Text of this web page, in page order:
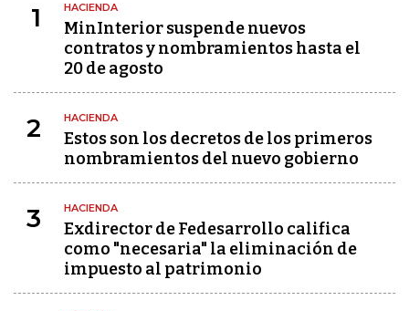
1 HACIENDA
MinInterior suspende nuevos
contratos y nombramientos hasta el
20 de agosto
2 HACIENDA
Estos son los decretos de los primeros
nombramientos del nuevo gobierno
3 HACIENDA
Exdirector de Fedesarrollo califica
como "necesaria" la eliminación de
impuesto al patrimonio